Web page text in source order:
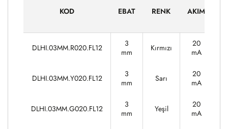
KOD EBAT RENK AKIM
DLHI.03MM.R020.FL12
3
mm
Kırmızı
20
mA
DLHI.03MM.Y020.FL12
3
mm
Sarı
20
mA
DLHI.03MM.G020.FL12
3
mm
Yeşil
20
mA